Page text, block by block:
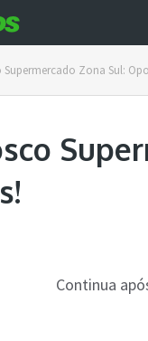
Zona Sul:
Continua